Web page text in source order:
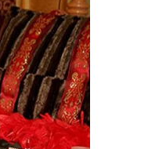
Цвета в дизайне
Тренды в интерьере